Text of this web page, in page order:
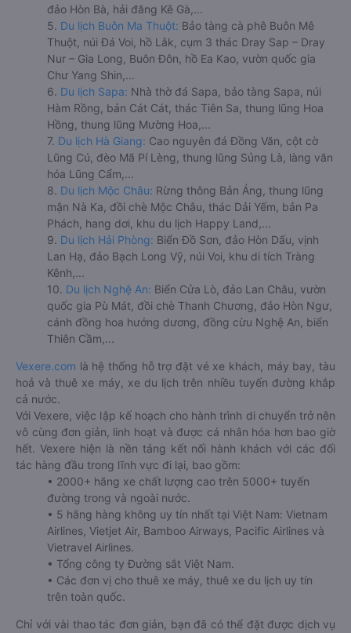
đảo Hòn Bà, hải đăng Kê Gà,...
5. Du lịch Buôn Ma Thuột: Bảo tàng cà phê Buôn Mê
Thuột, núi Đá Voi, hồ Lắk, cụm 3 thác Dray Sap – Dray
Nur – Gia Long, Buôn Đôn, hồ Ea Kao, vườn quốc gia
Chư Yang Shin,...
6. Du lịch Sapa: Nhà thờ đá Sapa, bảo tàng Sapa, núi
Hàm Rồng, bản Cát Cát, thác Tiên Sa, thung lũng Hoa
Hồng, thung lũng Mường Hoa,...
7. Du lịch Hà Giang: Cao nguyên đá Đồng Văn, cột cờ
Lũng Cú, đèo Mã Pí Lèng, thung lũng Sủng Là, làng văn
hóa Lũng Cẩm,...
8. Du lịch Mộc Châu: Rừng thông Bản Áng, thung lũng
mận Nà Ka, đồi chè Mộc Châu, thác Dải Yếm, bản Pa
Phách, hang dơi, khu du lịch Happy Land,...
9. Du lịch Hải Phòng: Biển Đồ Sơn, đảo Hòn Dấu, vịnh
Lan Hạ, đảo Bạch Long Vỹ, núi Voi, khu di tích Tràng
Kênh,...
10. Du lịch Nghệ An: Biển Cửa Lò, đảo Lan Châu, vườn
quốc gia Pù Mát, đồi chè Thanh Chương, đảo Hòn Ngư,
cánh đồng hoa hướng dương, đồng cừu Nghệ An, biển
Thiên Cầm,...
Vexere.com là hệ thống hỗ trợ đặt vé xe khách, máy bay, tàu
hoả và thuê xe máy, xe du lịch trên nhiều tuyến đường khắp
cả nước.
Với Vexere, việc lập kế hoạch cho hành trình di chuyển trở nên
vô cùng đơn giản, linh hoạt và được cá nhân hóa hơn bao giờ
hết. Vexere hiện là nền tảng kết nối hành khách với các đối
tác hàng đầu trong lĩnh vực đi lại, bao gồm:
• 2000+ hãng xe chất lượng cao trên 5000+ tuyến
đường trong và ngoài nước.
• 5 hãng hàng không uy tín nhất tại Việt Nam: Vietnam
Airlines, Vietjet Air, Bamboo Airways, Pacific Airlines và
Vietravel Airlines.
• Tổng công ty Đường sắt Việt Nam.
• Các đơn vị cho thuê xe máy, thuê xe du lịch uy tín
trên toàn quốc.
Chỉ với vài thao tác đơn giản, bạn đã có thể đặt được dịch vụ